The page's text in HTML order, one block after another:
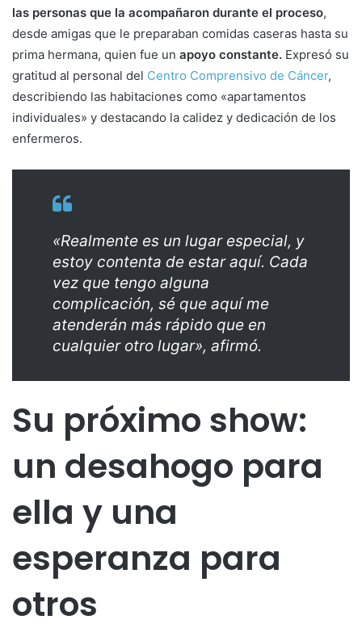
las personas que la acompañaron durante el proceso,
desde amigas que le preparaban comidas caseras hasta su
prima hermana, quien fue un apoyo constante. Expresó su
gratitud al personal del Centro Comprensivo de Cáncer,
describiendo las habitaciones como «apartamentos
individuales» y destacando la calidez y dedicación de los
enfermeros.
«Realmente es un lugar especial, y
estoy contenta de estar aquí. Cada
vez que tengo alguna
complicación, sé que aquí me
atenderán más rápido que en
cualquier otro lugar», afirmó.
Su próximo show:
un desahogo para
ella y una
esperanza para
otros